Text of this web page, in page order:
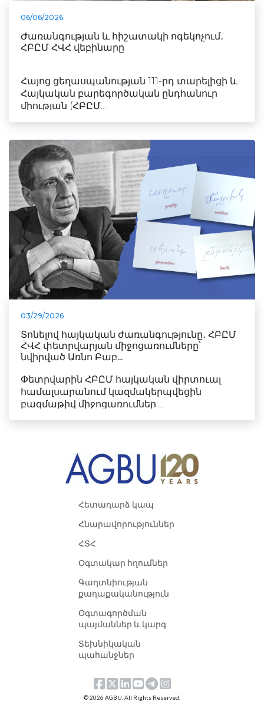
06/06/2026
Ժառանգության և հիշատակի ոգեկոչում․
ՀԲԸՄ ՀՎՀ վեբինարը
Հայոց ցեղասպանության 111-րդ տարելիցի և
Հայկական բարեգործական ընդհանուր
միության (ՀԲԸՄ...
03/29/2026
Տոնելով հայկական ժառանգությունը․ ՀԲԸՄ
ՀՎՀ փետրվարյան միջոցառումները՝
նվիրված Առնո Բաբ...
Փետրվարին ՀԲԸՄ հայկական վիրտուալ
համալսարանում կազմակերպվեցին
բազմաթիվ միջոցառումներ:...
Հետադարձ կապ
Հնարավորություններ
ՀՏՀ
Օգտակար հղումներ
Գաղտնիության
քաղաքականություն
Օգտագործման
պայմաններ և կարգ
Տեխնիկական
պահանջներ
© 2026 AGBU. All Rights Reserved.